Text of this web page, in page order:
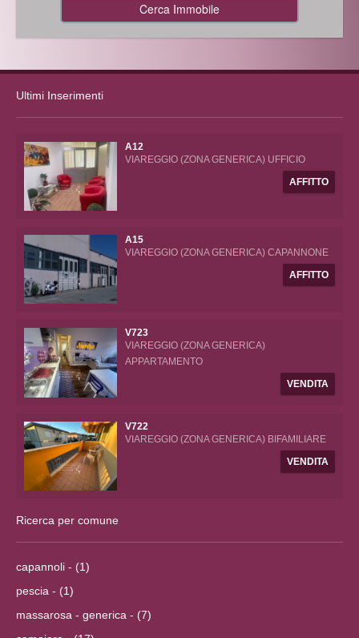
Cerca Immobile
Ultimi Inserimenti
A12
VIAREGGIO (ZONA GENERICA) UFFICIO
AFFITTO
A15
VIAREGGIO (ZONA GENERICA) CAPANNONE
AFFITTO
V723
VIAREGGIO (ZONA GENERICA)
APPARTAMENTO
VENDITA
V722
VIAREGGIO (ZONA GENERICA) BIFAMILIARE
VENDITA
Ricerca per comune
capannoli - (1)
pescia - (1)
massarosa - generica - (7)